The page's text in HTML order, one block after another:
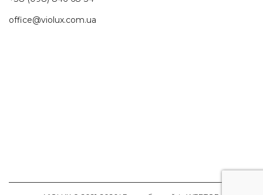
office@violux.com.ua